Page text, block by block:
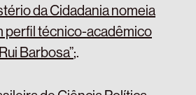
da Cidadania nomeia
perfil técnico-acadêmico
Barbosa”;.